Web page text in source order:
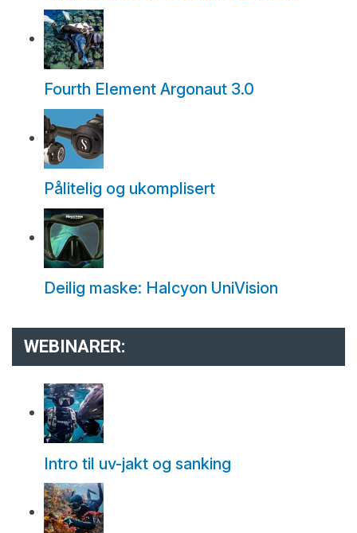
Fourth Element Argonaut 3.0
Pålitelig og ukomplisert
Deilig maske: Halcyon UniVision
WEBINARER:
Intro til uv-jakt og sanking